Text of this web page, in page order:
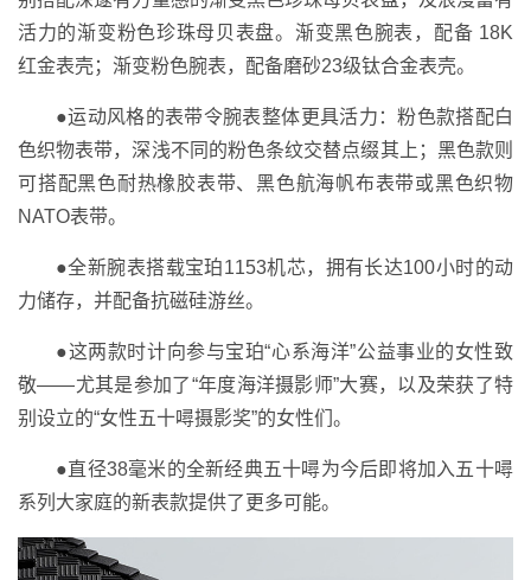
活力的渐变粉色珍珠母贝表盘。渐变黑色腕表，配备 18K
红金表壳；渐变粉色腕表，配备磨砂23级钛合金表壳。
●运动风格的表带令腕表整体更具活力：粉色款搭配白
色织物表带，深浅不同的粉色条纹交替点缀其上；黑色款则
可搭配黑色耐热橡胶表带、黑色航海帆布表带或黑色织物
NATO表带。
●全新腕表搭载宝珀1153机芯，拥有长达100小时的动
力储存，并配备抗磁硅游丝。
●这两款时计向参与宝珀“心系海洋”公益事业的女性致
敬——尤其是参加了“年度海洋摄影师”大赛，以及荣获了特
别设立的“女性五十噚摄影奖”的女性们。
●直径38毫米的全新经典五十噚为今后即将加入五十噚
系列大家庭的新表款提供了更多可能。